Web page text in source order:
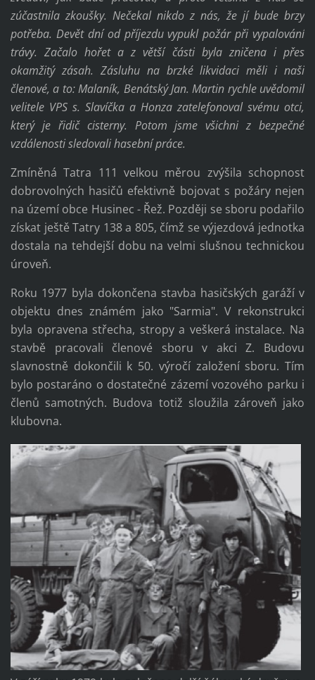
zúčastnila zkoušky. Nečekal nikdo z nás, že jí bude brzy
potřeba. Devět dní od příjezdu vypukl požár při vypalování
trávy. Začalo hořet a z větší části byla zničena i přes
okamžitý zásah. Zásluhu na brzké likvidaci měli i naši
členové, a to: Malaník, Benátský Jan. Martin rychle uvědomil
velitele VPS s. Slavíčka a Honza zatelefonoval svému otci,
který je řidič cisterny. Potom jsme všichni z bezpečné
vzdálenosti sledovali hasební práce.
Zmíněná Tatra 111 velkou měrou zvýšila schopnost
dobrovolných hasičů efektivně bojovat s požáry nejen
na území obce Husinec - Řež. Později se sboru podařilo
získat ještě Tatry 138 a 805, čímž se výjezdová jednotka
dostala na tehdejší dobu na velmi slušnou technickou
úroveň.
Roku 1977 byla dokončena stavba hasičských garáží v
objektu dnes známém jako "Sarmia". V rekonstrukci
byla opravena střecha, stropy a veškerá instalace. Na
stavbě pracovali členové sboru v akci Z. Budovu
slavnostně dokončili k 50. výročí založení sboru. Tím
bylo postaráno o dostatečné zázemí vozového parku i
členů samotných. Budova totiž sloužila zároveň jako
klubovna.